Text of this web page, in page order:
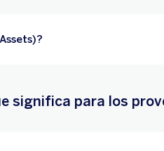
significa para los